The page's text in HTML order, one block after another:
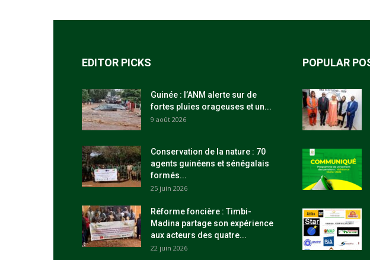
EDITOR PICKS
Guinée : l’ANM alerte sur de
fortes pluies orageuses et un...
9 août 2026
Conservation de la nature : 70
agents guinéens et sénégalais
formés...
25 juin 2026
Réforme foncière : Timbi-
Madina partage son expérience
aux acteurs des quatre...
22 juin 2026
POPULAR